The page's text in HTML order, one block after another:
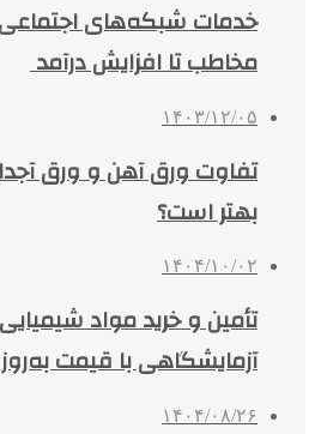
مخاطب تا افزایش درآمد
۱۴۰۳/۱۲/۰۵
تفاوت ورق آهن و ورق
بهتر است؟
۱۴۰۴/۱۰/۰۲
تأمین و خرید مواد
آزمایشگاهی با قیمت
۱۴۰۴/۰۸/۲۶